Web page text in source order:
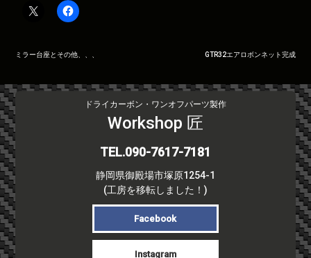
投
ナ
ビ
ゲ
ー
シ
ョ
ン
ミラー台座とその他、、、 GTR32エアロボンネット完成
ドライカーボン・ワンオフパーツ製作
Workshop 匠
TEL.090-7617-7181
静岡県御殿場市塚原1254-1
(工房を移転しました！)
Facebook
Instagram